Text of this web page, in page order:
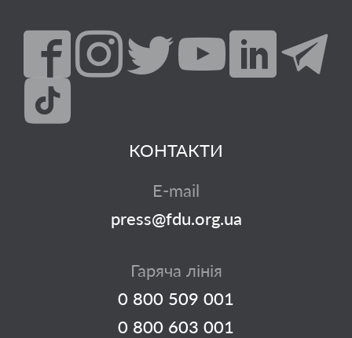
КОНТАКТИ
E-mail
press@fdu.org.ua
Гаряча лінія
0 800 509 001
0 800 603 001